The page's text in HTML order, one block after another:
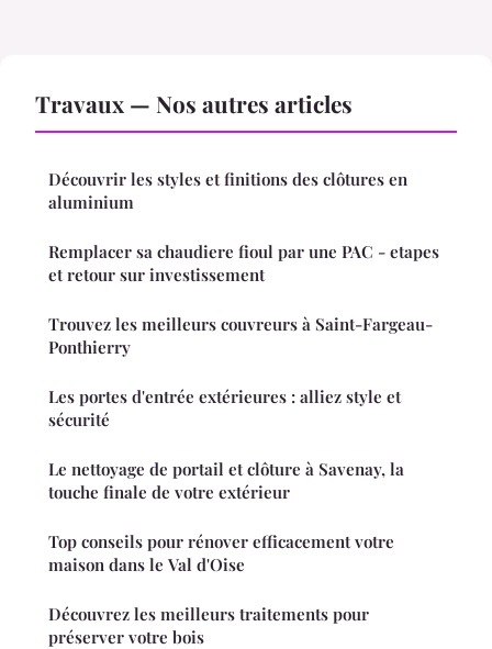
Travaux — Nos autres articles
Découvrir les styles et finitions des clôtures en
aluminium
Remplacer sa chaudiere fioul par une PAC - etapes
et retour sur investissement
Trouvez les meilleurs couvreurs à Saint-Fargeau-
Ponthierry
Les portes d'entrée extérieures : alliez style et
sécurité
Le nettoyage de portail et clôture à Savenay, la
touche finale de votre extérieur
Top conseils pour rénover efficacement votre
maison dans le Val d'Oise
Découvrez les meilleurs traitements pour
préserver votre bois